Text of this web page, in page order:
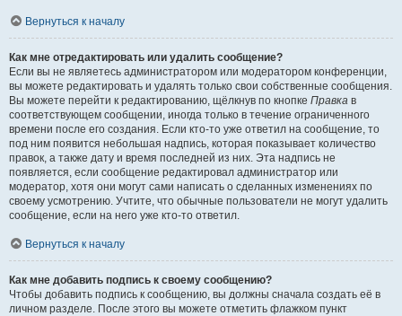
Вернуться к началу
Как мне отредактировать или удалить сообщение?
Если вы не являетесь администратором или модератором конференции,
вы можете редактировать и удалять только свои собственные сообщения.
Вы можете перейти к редактированию, щёлкнув по кнопке Правка в
соответствующем сообщении, иногда только в течение ограниченного
времени после его создания. Если кто-то уже ответил на сообщение, то
под ним появится небольшая надпись, которая показывает количество
правок, а также дату и время последней из них. Эта надпись не
появляется, если сообщение редактировал администратор или
модератор, хотя они могут сами написать о сделанных изменениях по
своему усмотрению. Учтите, что обычные пользователи не могут удалить
сообщение, если на него уже кто-то ответил.
Вернуться к началу
Как мне добавить подпись к своему сообщению?
Чтобы добавить подпись к сообщению, вы должны сначала создать её в
личном разделе. После этого вы можете отметить флажком пункт